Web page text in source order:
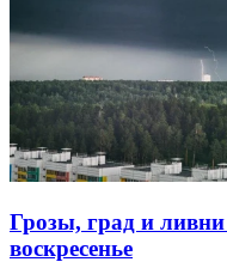
Грозы, град и
воскресенье